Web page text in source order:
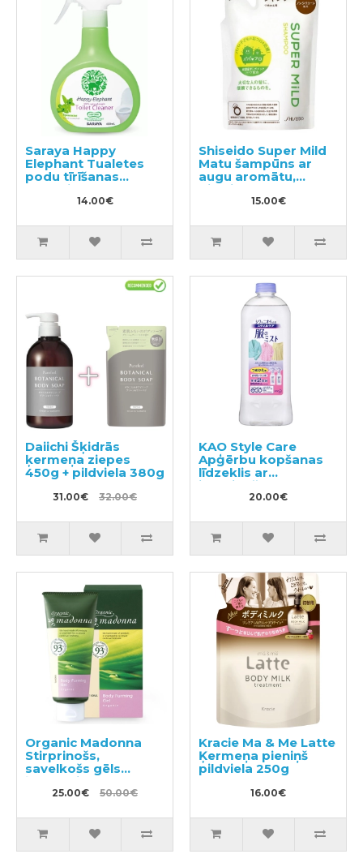
Saraya Happy
Elephant Tualetes
podu tīrīšanas
līdzeklis 400ml
14.00€
Shiseido Super Mild
Matu šampūns ar
augu aromātu,
pildviela 400ml
15.00€
Daiichi Šķidrās
ķermeņa ziepes
450g + pildviela 380g
31.00€ 32.00€
KAO Style Care
Apģērbu kopšanas
līdzeklis ar
izlīdzinošu un
antistatisku efektu
20.00€
Organic Madonna
Stirprinošs,
savelkošs gēls
ķermenim 140ml
25.00€ 50.00€
Kracie Ma & Me Latte
Ķermeņa pieniņš
pildviela 250g
16.00€